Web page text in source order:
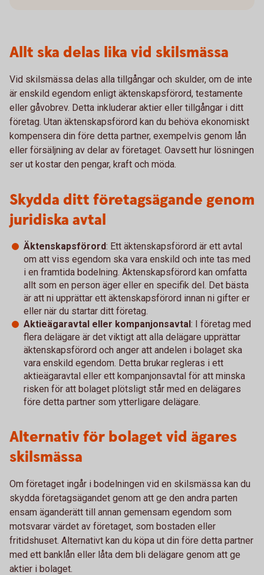
Allt ska delas lika vid skilsmässa
Vid skilsmässa delas alla tillgångar och skulder, om de inte
är enskild egendom enligt äktenskapsförord, testamente
eller gåvobrev. Detta inkluderar aktier eller tillgångar i ditt
företag. Utan äktenskapsförord kan du behöva ekonomiskt
kompensera din före detta partner, exempelvis genom lån
eller försäljning av delar av företaget. Oavsett hur lösningen
ser ut kostar den pengar, kraft och möda.
Skydda ditt företagsägande genom
juridiska avtal
Äktenskapsförord: Ett äktenskapsförord är ett avtal
om att viss egendom ska vara enskild och inte tas med
i en framtida bodelning. Äktenskapsförord kan omfatta
allt som en person äger eller en specifik del. Det bästa
är att ni upprättar ett äktenskapsförord innan ni gifter er
eller när du startar ditt företag.
Aktieägaravtal eller kompanjonsavtal: I företag med
flera delägare är det viktigt att alla delägare upprättar
äktenskapsförord och anger att andelen i bolaget ska
vara enskild egendom. Detta brukar regleras i ett
aktieägaravtal eller ett kompanjonsavtal för att minska
risken för att bolaget plötsligt står med en delägares
före detta partner som ytterligare delägare.
Alternativ för bolaget vid ägares
skilsmässa
Om företaget ingår i bodelningen vid en skilsmässa kan du
skydda företagsägandet genom att ge den andra parten
ensam äganderätt till annan gemensam egendom som
motsvarar värdet av företaget, som bostaden eller
fritidshuset. Alternativt kan du köpa ut din före detta partner
med ett banklån eller låta dem bli delägare genom att ge
aktier i bolaget.